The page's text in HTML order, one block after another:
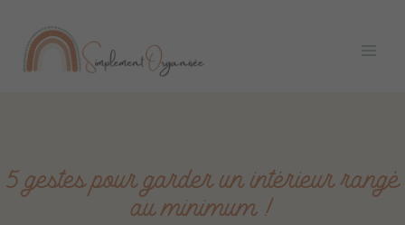
contenu
Menu
5 gestes pour garder un intérieur rangé
au minimum !
articles